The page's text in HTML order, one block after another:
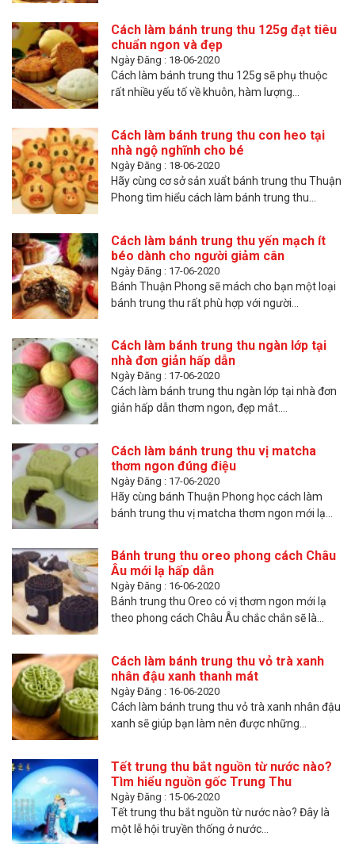
Cách làm bánh trung thu 125g đạt tiêu
chuẩn ngon và đẹp
Ngày Đăng : 18-06-2020
Cách làm bánh trung thu 125g sẽ phụ thuộc
rất nhiều yếu tố về khuôn, hàm lượng...
Cách làm bánh trung thu con heo tại
nhà ngộ nghĩnh cho bé
Ngày Đăng : 18-06-2020
Hãy cùng cơ sở sản xuẩt bánh trung thu Thuận
Phong tìm hiểu cách làm bánh trung thu...
Cách làm bánh trung thu yến mạch ít
béo dành cho người giảm cân
Ngày Đăng : 17-06-2020
Bánh Thuận Phong sẽ mách cho bạn một loại
bánh trung thu rất phù hợp với người...
Cách làm bánh trung thu ngàn lớp tại
nhà đơn giản hấp dẫn
Ngày Đăng : 17-06-2020
Cách làm bánh trung thu ngàn lớp tại nhà đơn
giản hấp dẫn thơm ngon, đẹp mắt....
Cách làm bánh trung thu vị matcha
thơm ngon đúng điệu
Ngày Đăng : 17-06-2020
Hãy cùng bánh Thuận Phong học cách làm
bánh trung thu vị matcha thơm ngon mới lạ...
Bánh trung thu oreo phong cách Châu
Âu mới lạ hấp dẫn
Ngày Đăng : 16-06-2020
Bánh trung thu Oreo có vị thơm ngon mới lạ
theo phong cách Châu Âu chắc chắn sẽ là...
Cách làm bánh trung thu vỏ trà xanh
nhân đậu xanh thanh mát
Ngày Đăng : 16-06-2020
Cách làm bánh trung thu vỏ trà xanh nhân đậu
xanh sẽ giúp bạn làm nên được những...
Tết trung thu bắt nguồn từ nước nào?
Tìm hiểu nguồn gốc Trung Thu
Ngày Đăng : 15-06-2020
Tết trung thu bắt nguồn từ nước nào? Đây là
một lễ hội truyền thống ở nước...